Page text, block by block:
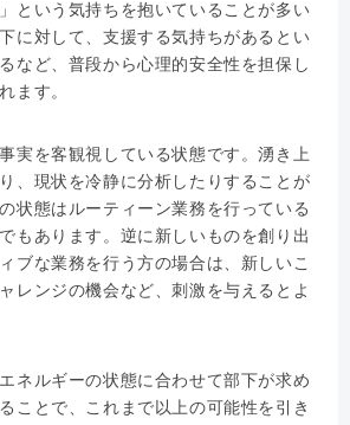
という気持ちを抱いていることが多い
に対して、支援する気持ちがあるとい
など、普段から心理的安全性を担保し
ます。
実を客観視している状態です。湧き上
、現状を冷静に分析したりすることが
状態はルーティーン業務を行っている
もあります。逆に新しいものを創り出
ブな業務を行う方の場合は、新しいこ
レンジの機会など、刺激を与えるとよ
ネルギーの状態に合わせて部下が求め
ことで、これまで以上の可能性を引き